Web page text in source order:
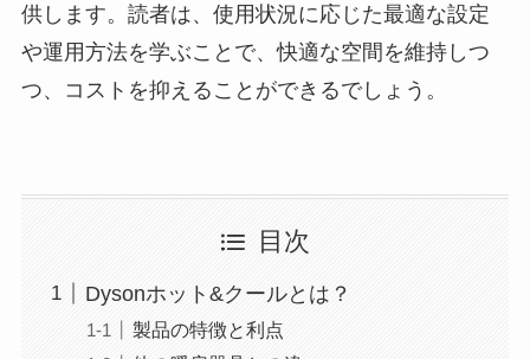
供します。読者は、使用状況に応じた最適な設定
や運用方法を学ぶことで、快適な空間を維持しつ
つ、コストを抑えることができるでしょう。
目次
Dysonホット&クールとは？
製品の特徴と利点